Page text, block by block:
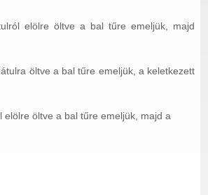
elölre öltve a bal tűre emeljük, majd
öltve a bal tűre emeljük, a keletkezett
öltve a bal tűre emeljük, majd a